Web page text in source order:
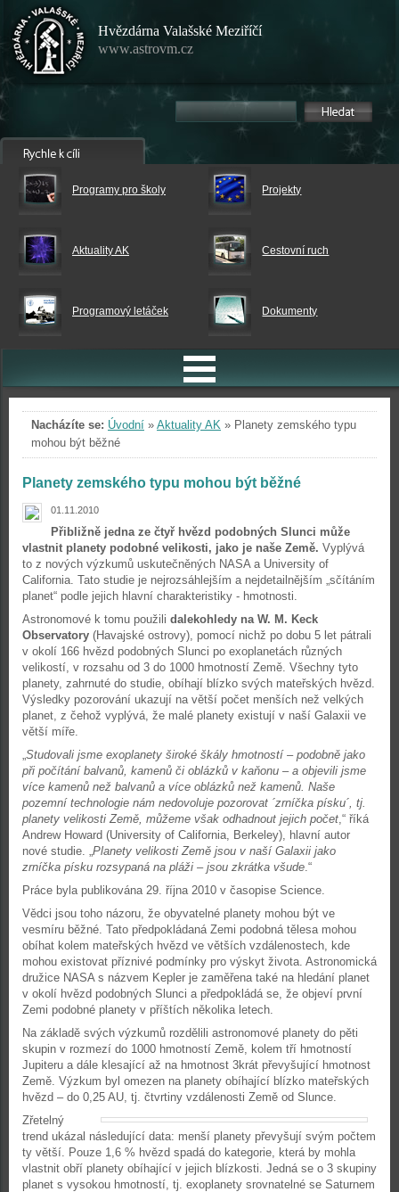
Hvězdárna Valašské Meziříčí
www.astrovm.cz
Programy pro školy Projekty
Aktuality AK Cestovní ruch
Programový letáček Dokumenty
Nacházíte se: Úvodní » Aktuality AK » Planety zemského typu
mohou být běžné
Planety zemského typu mohou být běžné
01.11.2010
Přibližně jedna ze čtyř hvězd podobných Slunci může
vlastnit planety podobné velikosti, jako je naše Země. Vyplývá
to z nových výzkumů uskutečněných NASA a University of
California. Tato studie je nejrozsáhlejším a nejdetailnějším „sčítáním
planet“ podle jejich hlavní charakteristiky - hmotnosti.
Astronomové k tomu použili dalekohledy na W. M. Keck
Observatory (Havajské ostrovy), pomocí nichž po dobu 5 let pátrali
v okolí 166 hvězd podobných Slunci po exoplanetách různých
velikostí, v rozsahu od 3 do 1000 hmotností Země. Všechny tyto
planety, zahrnuté do studie, obíhají blízko svých mateřských hvězd.
Výsledky pozorování ukazují na větší počet menších než velkých
planet, z čehož vyplývá, že malé planety existují v naší Galaxii ve
větší míře.
„Studovali jsme exoplanety široké škály hmotností – podobně jako
při počítání balvanů, kamenů či oblázků v kaňonu – a objevili jsme
více kamenů než balvanů a více oblázků než kamenů. Naše
pozemní technologie nám nedovoluje pozorovat ´zrníčka písku´, tj.
planety velikosti Země, můžeme však odhadnout jejich počet,“ říká
Andrew Howard (University of California, Berkeley), hlavní autor
nové studie. „Planety velikosti Země jsou v naší Galaxii jako
zrníčka písku rozsypaná na pláži – jsou zkrátka všude.“
Práce byla publikována 29. října 2010 v časopise Science.
Vědci jsou toho názoru, že obyvatelné planety mohou být ve
vesmíru běžné. Tato předpokládaná Zemi podobná tělesa mohou
obíhat kolem mateřských hvězd ve větších vzdálenostech, kde
mohou existovat příznivé podmínky pro výskyt života. Astronomická
družice NASA s názvem Kepler je zaměřena také na hledání planet
v okolí hvězd podobných Slunci a předpokládá se, že objeví první
Zemi podobné planety v příštích několika letech.
Na základě svých výzkumů rozdělili astronomové planety do pěti
skupin v rozmezí do 1000 hmotností Země, kolem tří hmotností
Jupiteru a dále klesající až na hmotnost 3krát převyšující hmotnost
Země. Výzkum byl omezen na planety obíhající blízko mateřských
hvězd – do 0,25 AU, tj. čtvrtiny vzdálenosti Země od Slunce.
Zřetelný
trend ukázal následující data: menší planety převyšují svým počtem
ty větší. Pouze 1,6 % hvězd spadá do kategorie, která by mohla
vlastnit obří planety obíhající v jejich blízkosti. Jedná se o 3 skupiny
planet s vysokou hmotností, tj. exoplanety srovnatelné se Saturnem